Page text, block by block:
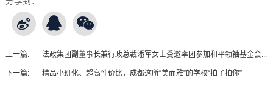
上一篇: 法政集团副董事长兼行政总裁潘军女士受邀率团参加和平领袖基金会...
下一篇: 精品小班化、超高性价比，成都这所“美而雅”的学校“拍了拍你”